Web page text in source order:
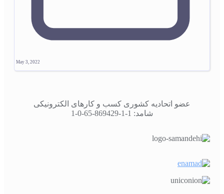
May 3, 2022
عضو اتحادیه کشوری کسب و کارهای الکترونیکی
شامد: 1-1-869429-65-0-1